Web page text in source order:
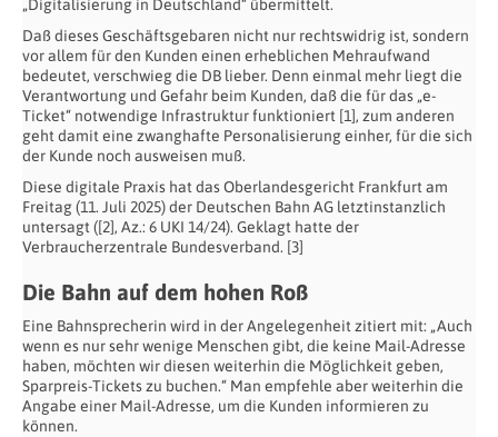
„Digitalisierung in Deutschland“ übermittelt.
Daß dieses Geschäftsgebaren nicht nur rechtswidrig ist, sondern
vor allem für den Kunden einen erheblichen Mehraufwand
bedeutet, verschwieg die DB lieber. Denn einmal mehr liegt die
Verantwortung und Gefahr beim Kunden, daß die für das „e-
Ticket“ notwendige Infrastruktur funktioniert [1], zum anderen
geht damit eine zwanghafte Personalisierung einher, für die sich
der Kunde noch ausweisen muß.
Diese digitale Praxis hat das Oberlandesgericht Frankfurt am
Freitag (11. Juli 2025) der Deutschen Bahn AG letztinstanzlich
untersagt ([2], Az.: 6 UKI 14/24). Geklagt hatte der
Verbraucherzentrale Bundesverband. [3]
Die Bahn auf dem hohen Roß
Eine Bahnsprecherin wird in der Angelegenheit zitiert mit: „Auch
wenn es nur sehr wenige Menschen gibt, die keine Mail-Adresse
haben, möchten wir diesen weiterhin die Möglichkeit geben,
Sparpreis-Tickets zu buchen.“ Man empfehle aber weiterhin die
Angabe einer Mail-Adresse, um die Kunden informieren zu
können.